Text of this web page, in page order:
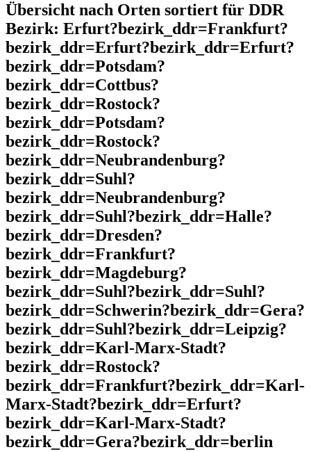
Übersicht nach Orten sortiert für DDR
Bezirk: Erfurt?bezirk_ddr=Frankfurt?
bezirk_ddr=Erfurt?bezirk_ddr=Erfurt?
bezirk_ddr=Potsdam?
bezirk_ddr=Cottbus?
bezirk_ddr=Rostock?
bezirk_ddr=Potsdam?
bezirk_ddr=Rostock?
bezirk_ddr=Neubrandenburg?
bezirk_ddr=Suhl?
bezirk_ddr=Neubrandenburg?
bezirk_ddr=Suhl?bezirk_ddr=Halle?
bezirk_ddr=Dresden?
bezirk_ddr=Frankfurt?
bezirk_ddr=Magdeburg?
bezirk_ddr=Suhl?bezirk_ddr=Suhl?
bezirk_ddr=Schwerin?bezirk_ddr=Gera?
bezirk_ddr=Suhl?bezirk_ddr=Leipzig?
bezirk_ddr=Karl-Marx-Stadt?
bezirk_ddr=Rostock?
bezirk_ddr=Frankfurt?bezirk_ddr=Karl-
Marx-Stadt?bezirk_ddr=Erfurt?
bezirk_ddr=Karl-Marx-Stadt?
bezirk_ddr=Gera?bezirk_ddr=berlin